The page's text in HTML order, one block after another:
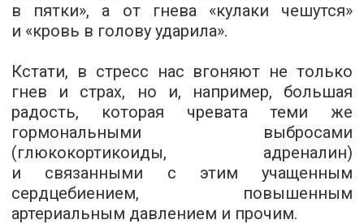
в пятки», а от гнева «кулаки чешутся»
и «кровь в голову ударила».
Кстати, в стресс нас вгоняют не только
гнев и страх, но и, например, большая
радость, которая чревата теми же
гормональными выбросами
(глюкокортикоиды, адреналин)
и связанными с этим учащенным
сердцебиением, повышенным
артериальным давлением и прочим.